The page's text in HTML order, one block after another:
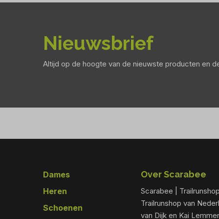
Nieuwsbrief
Altijd op de hoogte van de nieuwste producten en
Footer
Dames
Heren
Schoenen
Over Scarabee
Scarabee |
Trailrunshop van
van Dijk en Kai